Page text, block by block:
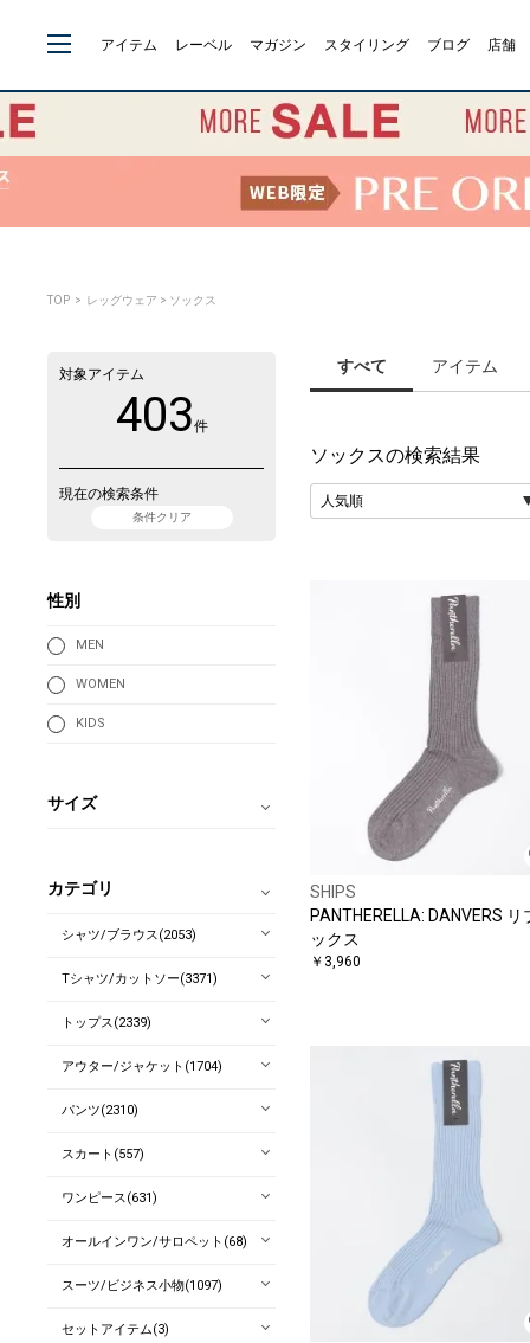
アイテム レーベル マガジン スタイリング ブログ 店舗
TOP > レッグウェア > ソックス
すべて アイテム
ソックスの検索結果
SHIPS
PANTHERELLA: DANVERS リ
ックス
￥3,960
対象アイテム
403件
現在の検索条件
条件クリア
性別
MEN
WOMEN
KIDS
サイズ
カテゴリ
シャツ/ブラウス(2053)
Tシャツ/カットソー(3371)
トップス(2339)
アウター/ジャケット(1704)
パンツ(2310)
スカート(557)
ワンピース(631)
オールインワン/サロペット(68)
スーツ/ビジネス小物(1097)
セットアイテム(3)